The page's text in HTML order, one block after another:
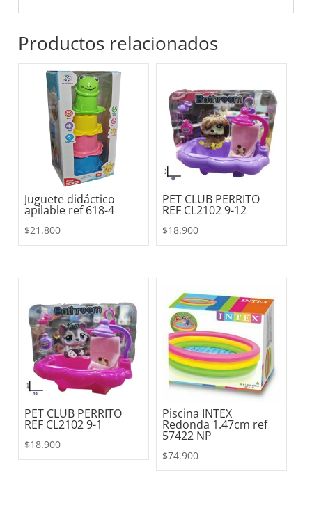
Productos relacionados
Juguete didáctico
apilable ref 618-4
$21.800
PET CLUB PERRITO
REF CL2102 9-12
$18.900
PET CLUB PERRITO
REF CL2102 9-1
$18.900
Piscina INTEX
Redonda 1.47cm ref
57422 NP
$74.900